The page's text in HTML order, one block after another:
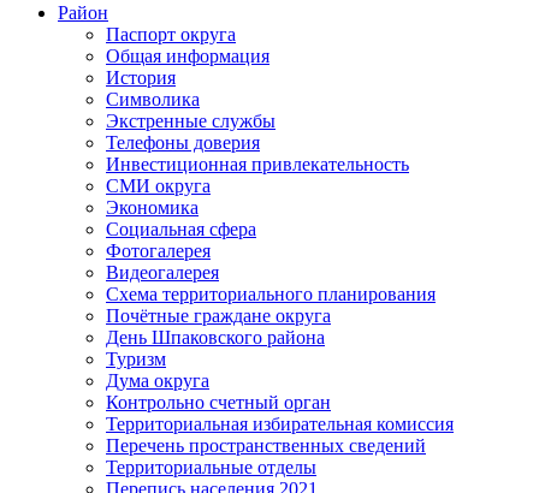
Район
Паспорт округа
Общая информация
История
Символика
Экстренные службы
Телефоны доверия
Инвестиционная привлекательность
СМИ округа
Экономика
Социальная сфера
Фотогалерея
Видеогалерея
Схема территориального планирования
Почётные граждане округа
День Шпаковского района
Туризм
Дума округа
Контрольно счетный орган
Территориальная избирательная комиссия
Перечень пространственных сведений
Территориальные отделы
Перепись населения 2021